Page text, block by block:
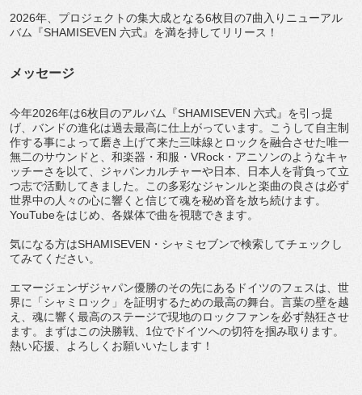
2026年、プロジェクトの集大成となる6枚目の7曲入りニューアル
バム『SHAMISEVEN 六式』を満を持してリリース！
メッセージ
今年2026年は6枚目のアルバム『SHAMISEVEN 六式』を引っ提
げ、バンドの進化は過去最高に仕上がっています。こうして自主制
作する事によって磨き上げて来た三味線とロックを融合させた唯一
無二のサウンドと、和楽器・和服・VRock・アニソンのようなキャ
ッチーさを以て、ジャパンカルチャーや日本、日本人を背負って立
つ志で活動してきました。この多彩なジャンルと楽曲の良さは必ず
世界中の人々の心に響くと信じて魂を秘め音を放ち続けます。
YouTubeをはじめ、各媒体で曲を視聴できます。
気になる方はSHAMISEVEN・シャミセブンで検索してチェックし
てみてください。
エマージェンザジャパン優勝のその先にあるドイツのフェスは、世
界に「シャミロック」を証明するための最高の舞台。言葉の壁を越
え、魂に響く最高のステージで現地のロックファンを必ず熱狂させ
ます。まずはこの決勝戦、1位でドイツへの切符を掴み取ります。
熱い応援、よろしくお願いいたします！